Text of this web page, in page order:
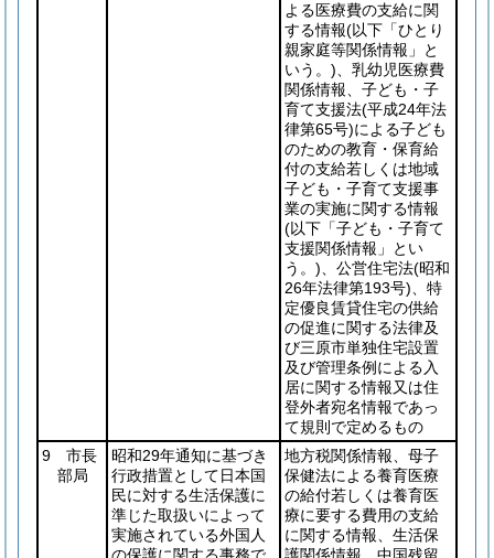
よる医療費の支給に関
する情報(以下「ひとり
親家庭等関係情報」と
いう。) 、乳幼児医療費
関係情報、子ども・子
育て支援法(平成24年法
律第65号)による子ども
のための教育・保育給
付の支給若しくは地域
子ども・子育て支援事
業の実施に関する情報
(以下「子ども・子育て
支援関係情報」とい
う。) 、公営住宅法(昭和
26年法律第193号) 、特
定優良賃貸住宅の供給
の促進に関する法律及
び三原市単独住宅設置
及び管理条例による入
居に関する情報又は住
登外者宛名情報であっ
て規則で定めるもの
9 市長
部局
昭和29年通知に基づき
行政措置として日本国
民に対する生活保護に
準じた取扱いによって
実施されている外国人
地方税関係情報、母子
保健法による養育医療
の給付若しくは養育医
療に要する費用の支給
に関する情報、生活保